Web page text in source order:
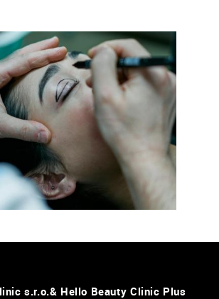
s.r.o.& Hello Beauty Clinic Plus